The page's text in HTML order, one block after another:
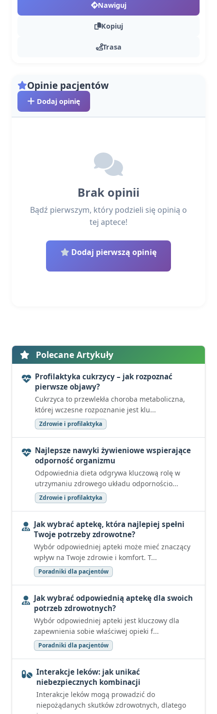
Nawiguj
Kopiuj
Trasa
Opinie pacjentów
Dodaj opinię
Brak opinii
Bądź pierwszym, który podzieli się opinią o
tej aptece!
Dodaj pierwszą opinię
Polecane Artykuły
Profilaktyka cukrzycy – jak rozpoznać
pierwsze objawy?
Cukrzyca to przewlekła choroba metaboliczna,
której wczesne rozpoznanie jest klu...
Zdrowie i profilaktyka
Najlepsze nawyki żywieniowe wspierające
odporność organizmu
Odpowiednia dieta odgrywa kluczową rolę w
utrzymaniu zdrowego układu odpornościo...
Zdrowie i profilaktyka
Jak wybrać aptekę, która najlepiej spełni
Twoje potrzeby zdrowotne?
Wybór odpowiedniej apteki może mieć znaczący
wpływ na Twoje zdrowie i komfort. T...
Poradniki dla pacjentów
Jak wybrać odpowiednią aptekę dla swoich
potrzeb zdrowotnych?
Wybór odpowiedniej apteki jest kluczowy dla
zapewnienia sobie właściwej opieki f...
Poradniki dla pacjentów
Interakcje leków: jak unikać
niebezpiecznych kombinacji
Interakcje leków mogą prowadzić do
niepożądanych skutków zdrowotnych, dlatego